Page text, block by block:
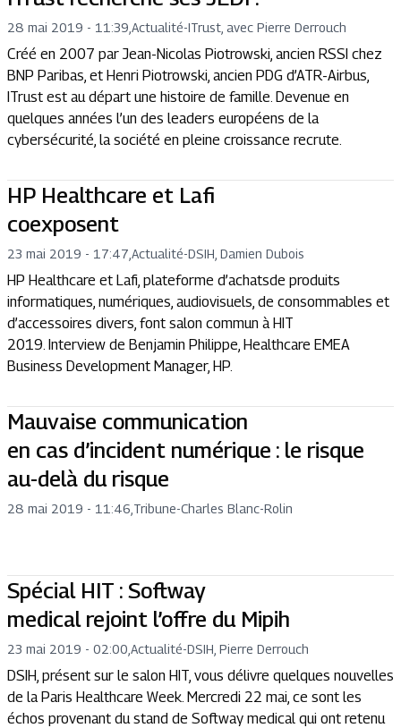
28 mai 2019 - 11:39 Actualité-ITrust, avec Pierre Derrouch
Créé en 2007 par Jean-Nicolas Piotrowski, ancien RSSI chez
BNP Paribas, et Henri Piotrowski, ancien PDG d’ATR-Airbus,
ITrust est au départ une histoire de famille. Devenue en
quelques années l’un des leaders européens de la
cybersécurité, la société en pleine croissance recrute.
HP Healthcare et Lafi
coexposent
23 mai 2019 - 17:47 Actualité-DSIH, Damien Dubois
HP Healthcare et Lafi, plateforme d’achatsde produits
informatiques, numériques, audiovisuels, de consommables et
d’accessoires divers, font salon commun à HIT
2019. Interview de Benjamin Philippe, Healthcare EMEA
Business Development Manager, HP.
Mauvaise communication
en cas d’incident numérique : le risque
au-delà du risque
28 mai 2019 - 11:46 Tribune-Charles Blanc-Rolin
Spécial HIT : Softway
medical rejoint l’offre du Mipih
23 mai 2019 - 02:00 Actualité-DSIH, Pierre Derrouch
DSIH, présent sur le salon HIT, vous délivre quelques nouvelles
de la Paris Healthcare Week. Mercredi 22 mai, ce sont les
échos provenant du stand de Softway medical qui ont retenu